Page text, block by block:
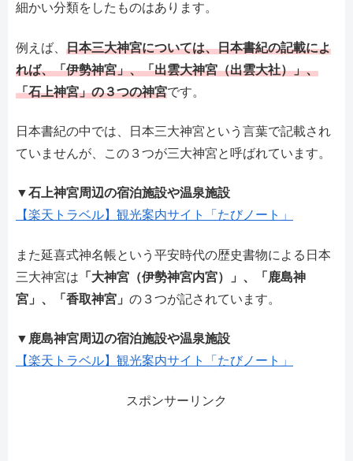
細かい分類をしたものはあります。
例えば、 日本三大神宮については、日本書紀の記載によ
れば、「伊勢神宮」、「出雲大神宮（出雲大社）」、
「石上神宮」の３つの神宮です。
日本書紀の中では、日本三大神宮という言葉で記載され
ていませんが、この３つが三大神宮と呼ばれています。
▼石上神宮周辺の宿泊施設や温泉施設
【楽天トラベル】観光案内サイト「たびノート」
また延喜式神名帳という平安時代の歴史書物による日本
三大神宮は 「大神宮（伊勢神宮内宮）」、「鹿島神
宮」、「香取神宮」 の３つが記されています。
▼鹿島神宮周辺の宿泊施設や温泉施設
【楽天トラベル】観光案内サイト「たびノート」
スポンサーリンク